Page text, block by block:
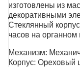
изготовлены из
декоративными
Стеклянный
часов на органном
Механизм:
Корпус: Ореховый